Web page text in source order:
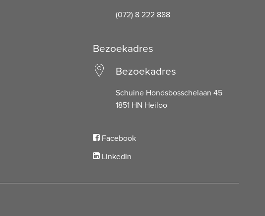
(072) 8 222 888
Bezoekadres
Bezoekadres
Schuine Hondsbosschelaan 45
1851 HN Heiloo
Facebook
LinkedIn